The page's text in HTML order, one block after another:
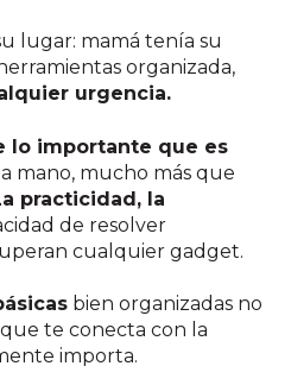
lugar: mamá tenía su
organizada,
urgencia.
lo importante que es
mano, mucho más que
practicidad, la
de resolver
cualquier gadget.
bien organizadas no
te conecta con la
importa.